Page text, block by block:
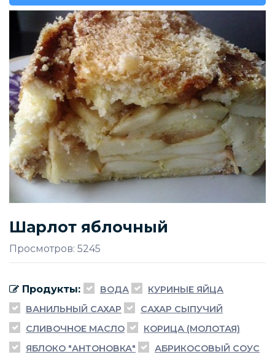
Шарлот яблочный
Просмотров: 5245
Продукты: ВОДА
КУРИНЫЕ ЯЙЦА
ВАНИЛЬНЫЙ САХАР
САХАР СЫПУЧИЙ
СЛИВОЧНОЕ МАСЛО
КОРИЦА (МОЛОТАЯ)
ЯБЛОКО "АНТОНОВКА"
АБРИКОСОВЫЙ СОУС